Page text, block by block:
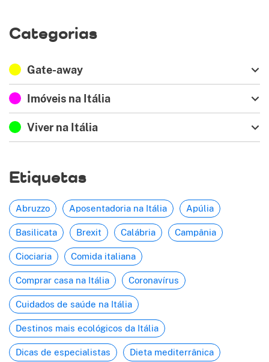
Categorias
Gate-away
Imóveis na Itália
Viver na Itália
Etiquetas
Abruzzo Aposentadoria na Itália Apúlia
Basilicata Brexit Calábria Campânia
Ciociaria Comida italiana
Comprar casa na Itália Coronavírus
Cuidados de saúde na Itália
Destinos mais ecológicos da Itália
Dicas de especialistas Dieta mediterrânica